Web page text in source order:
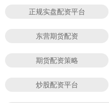
正规实盘配资平台
东营期货配资
期货配资策略
炒股配资平台